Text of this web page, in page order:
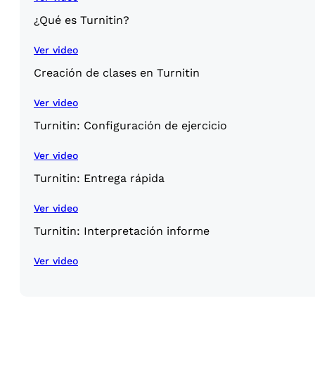
¿Qué es Turnitin?
Ver video
Creación de clases en Turnitin
Ver video
Turnitin: Configuración de ejercicio
Ver video
Turnitin: Entrega rápida
Ver video
Turnitin: Interpretación informe
Ver video